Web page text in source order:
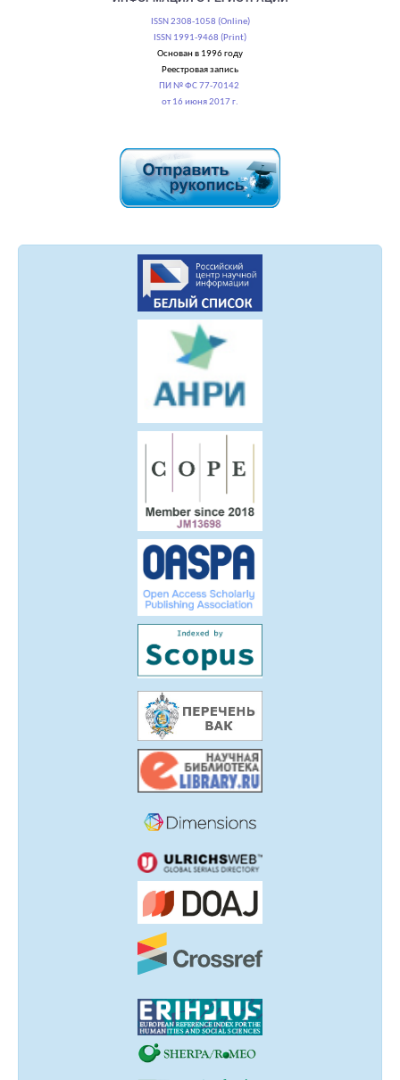
ISSN 2308-1058 (Online)
ISSN 1991-9468 (Print)
Основан в 1996 году
Реестровая запись
ПИ № ФС 77-70142
от 16 июня 2017 г.